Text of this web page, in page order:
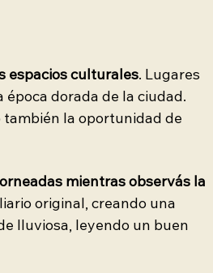
espacios culturales. Lugares
dorada de la ciudad.
también la oportunidad de
mientras observás la
original, creando una
lluviosa, leyendo un buen